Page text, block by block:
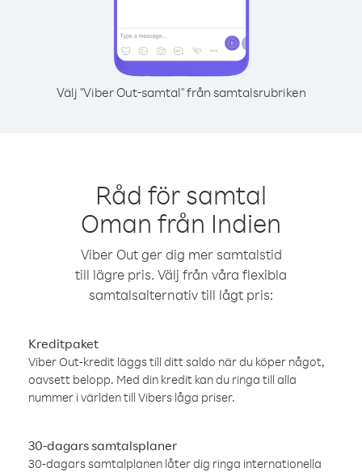
Välj "Viber Out-samtal" från samtalsrubriken
Råd för samtal
Oman från Indien
Viber Out ger dig mer samtalstid
till lägre pris. Välj från våra flexibla
samtalsalternativ till lågt pris:
Kreditpaket
Viber Out-kredit läggs till ditt saldo när du köper något,
oavsett belopp. Med din kredit kan du ringa till alla
nummer i världen till Vibers låga priser.
30-dagars samtalsplaner
30-dagars samtalplanen låter dig ringa internationella